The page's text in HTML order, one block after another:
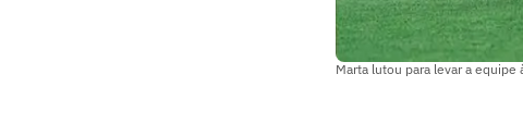
Marta lutou para levar a equipe